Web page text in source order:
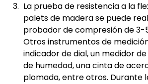
La prueba de resistencia a la
palets de madera se puede
probador de compresión de 3-
Otros instrumentos de
indicador de dial, un medidor
de humedad, una cinta de
plomada, entre otros. Durante